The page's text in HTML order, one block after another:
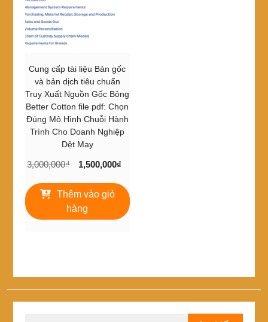
Cung cấp tài liệu Bản gốc
và bản dịch tiêu chuẩn
Truy Xuất Nguồn Gốc Bông
Better Cotton file pdf: Chọn
Đúng Mô Hình Chuỗi Hành
Trình Cho Doanh Nghiệp
Dệt May
3,000,000₫
Giá
là:
3,000,000₫.
1,500,000₫
tại
là:
1,500,000₫.
Thêm vào giỏ
hàng